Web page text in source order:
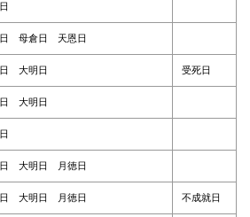
日 母倉日 天恩日
日 大明日 受死日
日 大明日
日 大明日 月徳日
日 大明日 月徳日 不成就日